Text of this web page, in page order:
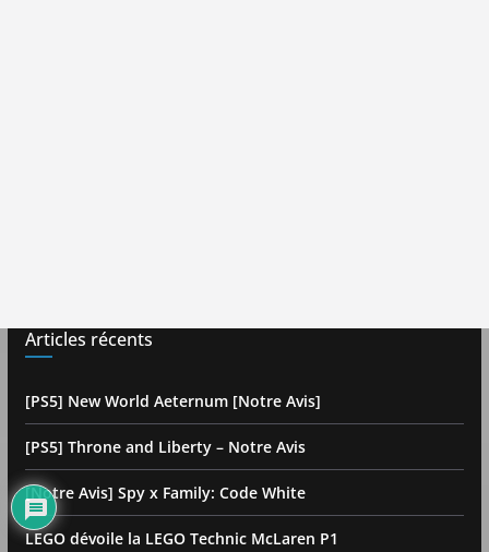
Articles récents
[PS5] New World Aeternum [Notre Avis]
[PS5] Throne and Liberty – Notre Avis
[Notre Avis] Spy x Family: Code White
LEGO dévoile la LEGO Technic McLaren P1